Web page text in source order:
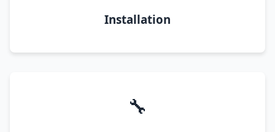
Installation
🔧